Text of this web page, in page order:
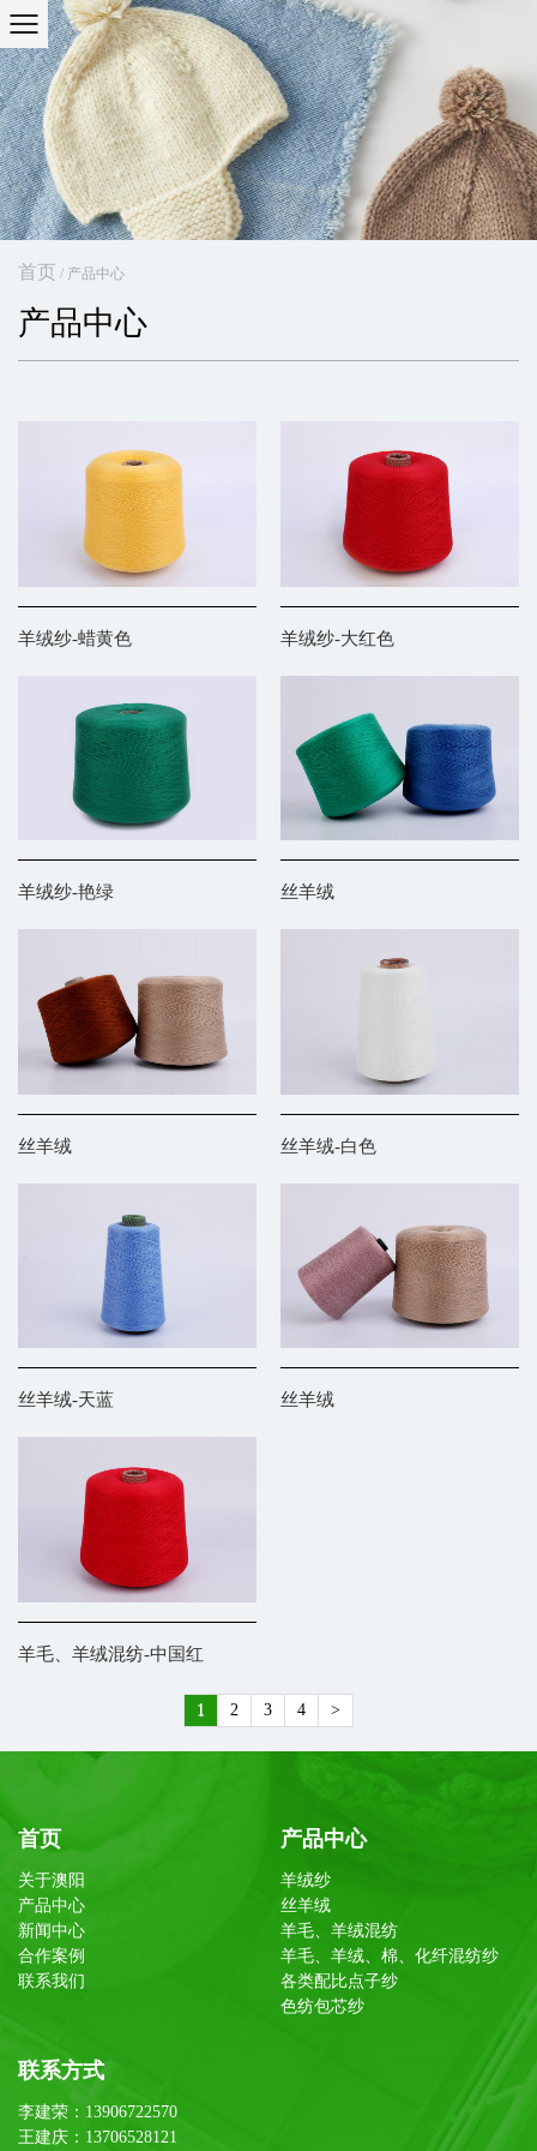
首页 / 产品中心
产品中心
羊绒纱-蜡黄色 羊绒纱-大红色
羊绒纱-艳绿 丝羊绒
丝羊绒 丝羊绒-白色
丝羊绒-天蓝 丝羊绒
羊毛、羊绒混纺-中国红
1 2 3 4 >
首页
关于澳阳
产品中心
新闻中心
合作案例
联系我们
产品中心
羊绒纱
丝羊绒
羊毛、羊绒混纺
羊毛、羊绒、棉、化纤混纺纱
各类配比点子纱
色纺包芯纱
联系方式
李建荣：13906722570
王建庆：13706528121